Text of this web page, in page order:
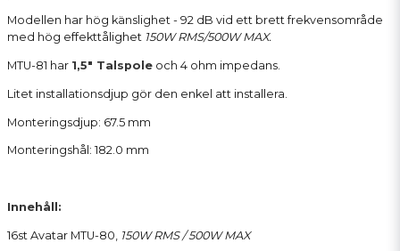
Modellen har hög känslighet - 92 dB vid ett brett frekvensområde
med hög effekttålighet 150W RMS/500W MAX.
MTU-81 har 1,5" Talspole och 4 ohm impedans.
Litet installationsdjup gör den enkel att installera.
Monteringsdjup: 67.5 mm
Monteringshål: 182.0 mm
Innehåll:
16st Avatar MTU-80, 150W RMS / 500W MAX